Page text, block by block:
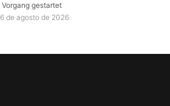
Vorgang gestartet
6 de agosto de 2026